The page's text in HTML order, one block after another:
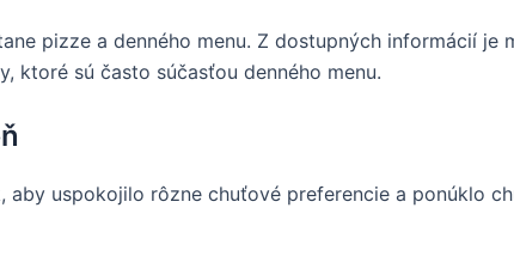
pizze a denného menu. Z dostupných informácií
ktoré sú často súčasťou denného menu.
aby uspokojilo rôzne chuťové preferencie a ponúklo